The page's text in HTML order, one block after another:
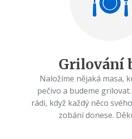
Grilování
Naložíme nějaká masa,
pečivo a budeme
rádi, když každý něco
zobání donese.